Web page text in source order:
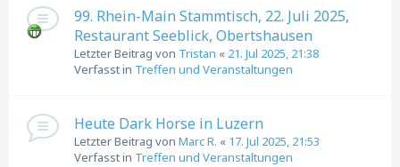
99. Rhein-Main Stammtisch, 22. Juli 2025,
Restaurant Seeblick, Obertshausen
Letzter Beitrag von Tristan « 21. Jul 2025, 21:38
Verfasst in Treffen und Veranstaltungen
Heute Dark Horse in Luzern
Letzter Beitrag von Marc R. « 17. Jul 2025, 21:53
Verfasst in Treffen und Veranstaltungen